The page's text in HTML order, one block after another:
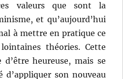
valeurs que sont la
et qu’aujourd’hui
à mettre en pratique ce
théories. Cette
d’être heureuse, mais se
son nouveau